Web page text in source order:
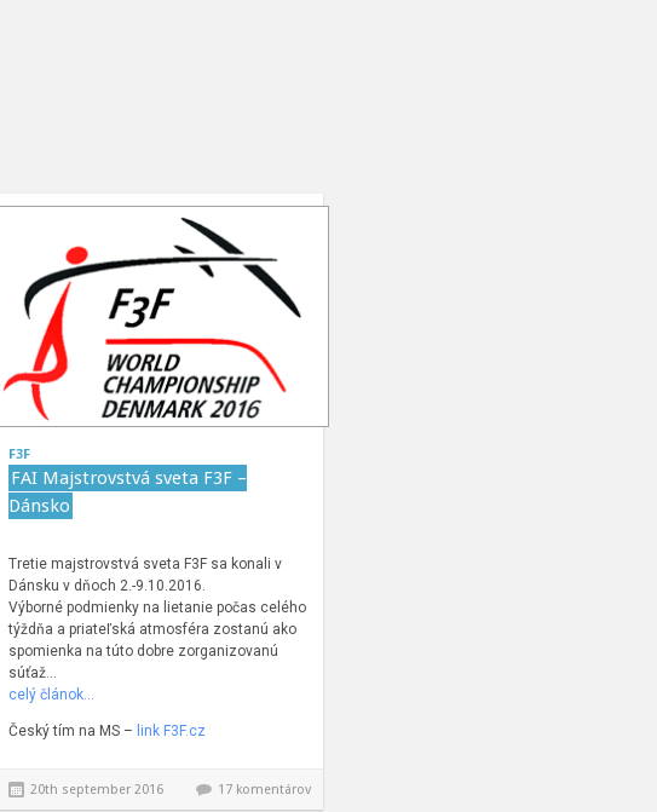
F3F
FAI Majstrovstvá sveta F3F –
Dánsko
Tretie majstrovstvá sveta F3F sa konali v
Dánsku v dňoch 2.-9.10.2016.
Výborné podmienky na lietanie počas celého
týždňa a priateľská atmosféra zostanú ako
spomienka na túto dobre zorganizovanú
súťaž…
celý článok…
Český tím na MS – link F3F.cz
20th september 2016 17 komentárov